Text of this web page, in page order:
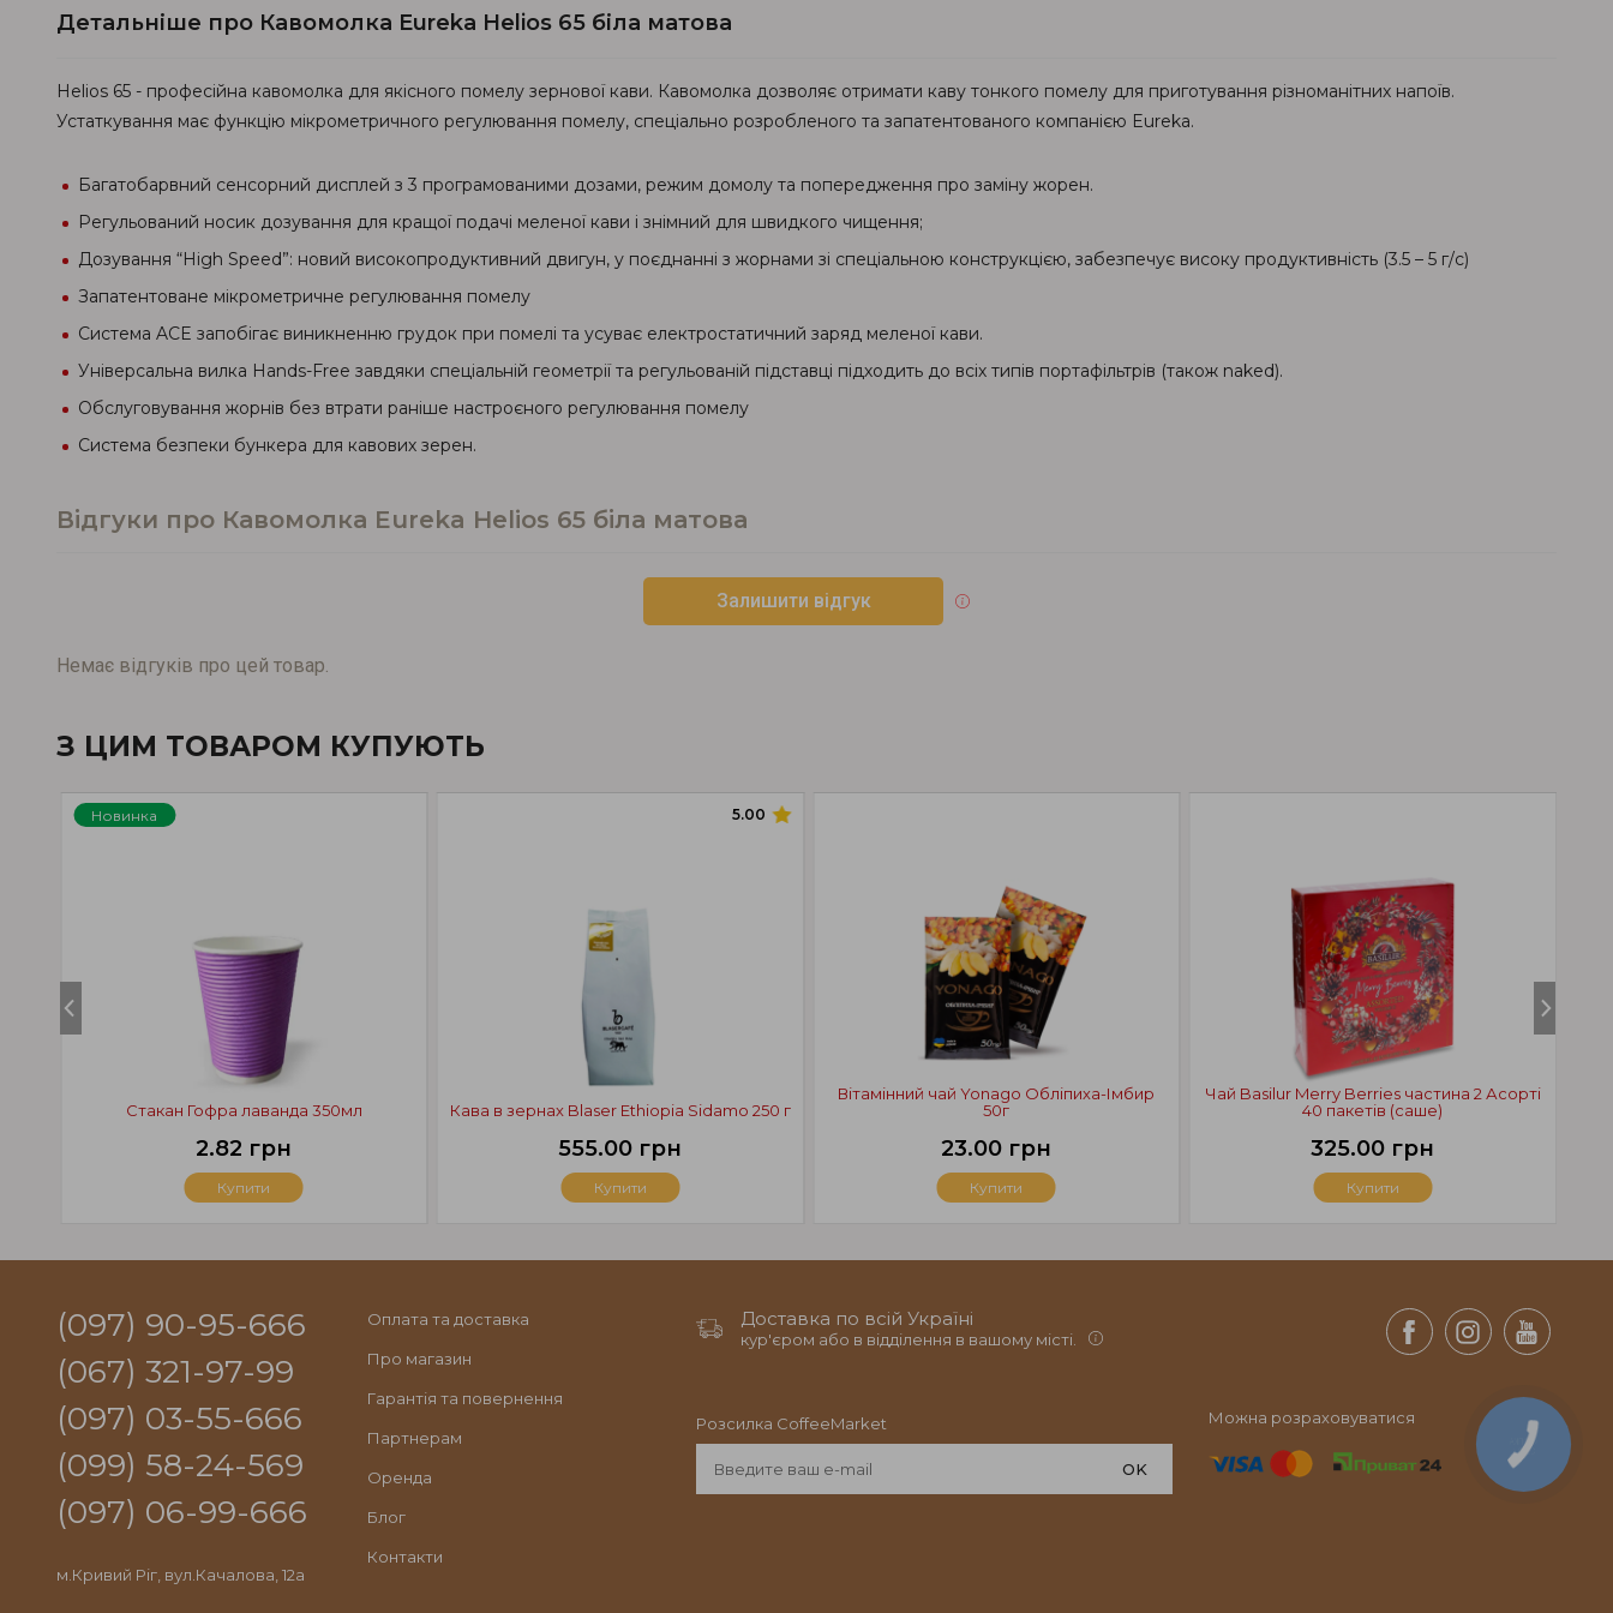
Детальніше про Кавомолка Eureka Helios 65 біла матова
Helios 65 - професійна кавомолка для якісного помелу зернової кави. Кавомолка дозволяє отримати каву тонкого помелу для приготування різноманітних напоїв.
Устаткування має функцію мікрометричного регулювання помелу, спеціально розробленого та запатентованого компанією Eureka.
Багатобарвний сенсорний дисплей з 3 програмованими дозами, режим домолу та попередження про заміну жорен.
Регульований носик дозування для кращої подачі меленої кави і знімний для швидкого чищення;
Дозування “High Speed”: новий високопродуктивний двигун, у поєднанні з жорнами зі спеціальною конструкцією, забезпечує високу продуктивність (3.5 – 5 г/с)
Запатентоване мікрометричне регулювання помелу
Система ACE запобігає виникненню грудок при помелі та усуває електростатичний заряд меленої кави.
Універсальна вилка Hands-Free завдяки спеціальній геометрії та регульованій підставці підходить до всіх типів портафільтрів (також naked).
Обслуговування жорнів без втрати раніше настроєного регулювання помелу
Система безпеки бункера для кавових зерен.
Відгуки про Кавомолка Eureka Helios 65 біла матова
Залишити відгук
Немає відгуків про цей товар.
З ЦИМ ТОВАРОМ КУПУЮТЬ
Чай Basilur Merry Berries частина 2 Асорті
40 пакетів (саше)
325.00 грн
Купити
Новинка
Стакан Гофра лаванда 350мл
2.82 грн
Купити
5.00
Кава в зернах Blaser Ethiopia Sidamo 250 г
555.00 грн
Купити
Вітамінний чай Yonago Обліпиха-Імбир
50г
23.00 грн
Купити
(097) 90-95-666
(067) 321-97-99
(097) 03-55-666
(099) 58-24-569
(097) 06-99-666
м.Кривий Ріг, вул.Качалова, 12а
Оплата та доставка
Про магазин
Гарантія та повернення
Партнерам
Оренда
Блог
Контакти
Доставка по всій Україні
кур'єром або в відділення в вашому місті.
Розсилка CoffeeMarket
OK
Можна розраховуватися
КНОПКА
СВЯЗИ